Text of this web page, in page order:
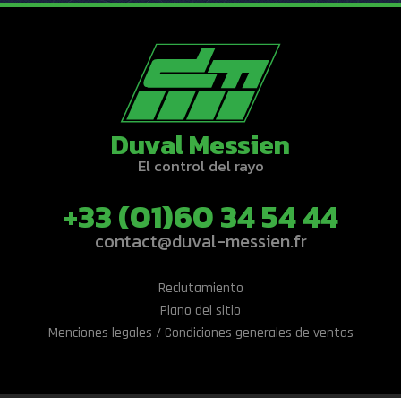
Duval Messien
El control del rayo
+33 (01)60 34 54 44
contact@duval-messien.fr
Reclutamiento
Plano del sitio
Menciones legales / Condiciones generales de ventas